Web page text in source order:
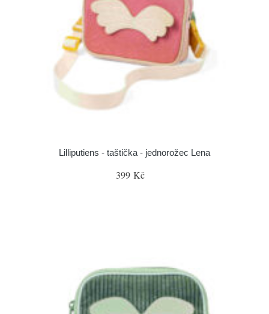
Lilliputiens - taštička - jednorožec Lena
399 Kč